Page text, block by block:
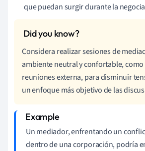
que puedan surgir durante la
Considera realizar sesiones de
ambiente neutral y confortable, como
reuniones externa, para disminuir
un enfoque más objetivo de las
Un mediador, enfrentando un
dentro de una corporación, podría